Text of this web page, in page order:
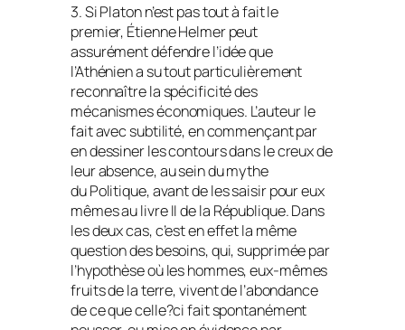
3. Si Platon n’est pas tout à fait le
premier, Étienne Helmer peut
assurément défendre l’idée que
l’Athénien a su tout particulièrement
reconnaître la spécificité des
mécanismes économiques. L’auteur le
fait avec subtilité, en commençant par
en dessiner les contours dans le creux de
leur absence, au sein du mythe
duPolitique, avant de les saisir pour eux
mêmes au livre II de la République. Dans
les deux cas, c’est en effet la même
question des besoins, qui, supprimée par
l’hypothèse où les hommes, eux-mêmes
fruits de la terre, vivent de l’abondance
de ce que celle?ci fait spontanément